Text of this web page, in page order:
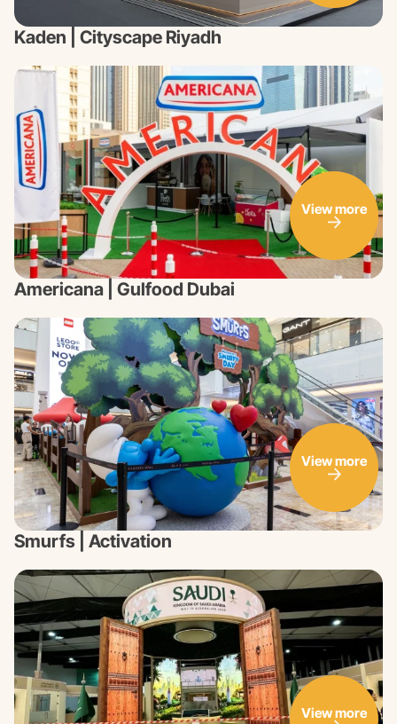
Kaden | Cityscape Riyadh
Americana | Gulfood Dubai
View more
Smurfs | Activation
View more
View more